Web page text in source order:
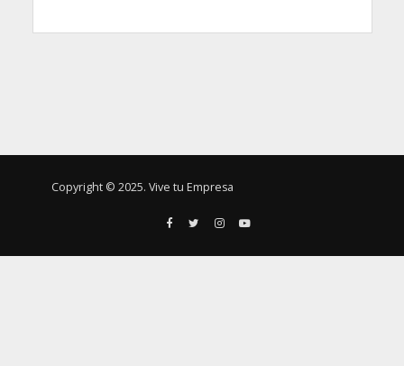
Copyright © 2025. Vive tu Empresa